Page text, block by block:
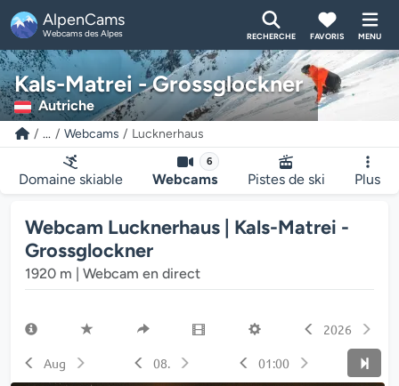
AlpenCams
Webcams des Alpes RECHERCHE FAVORIS MENU
Kals-Matrei - Grossglockner
Autriche
... Webcams Lucknerhaus
Domaine skiable
6
Webcams Pistes de ski Plus
Webcam Lucknerhaus | Kals-Matrei -
Grossglockner
1920 m | Webcam en direct